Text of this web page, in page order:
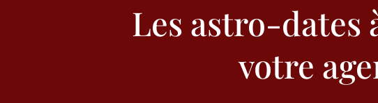
Les astro-dates
votre